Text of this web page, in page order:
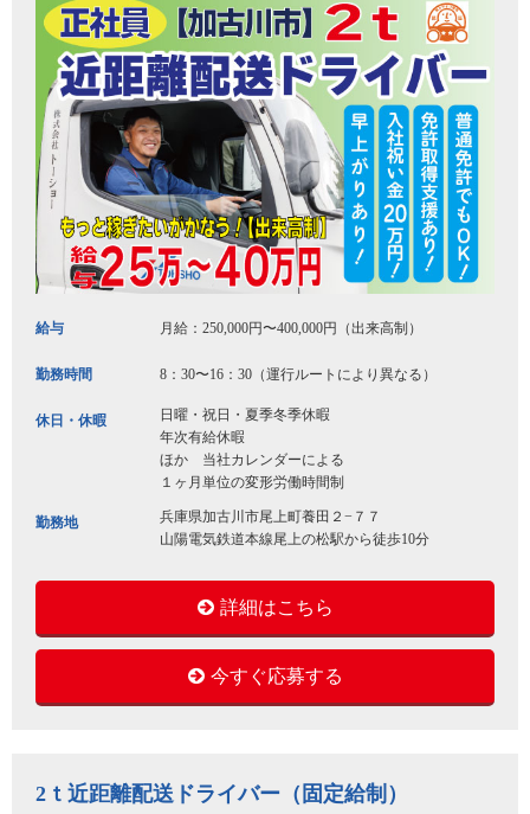
給与 月給：250,000円〜400,000円（出来高制）
勤務時間 8：30〜16：30（運行ルートにより異なる）
休日・休暇
日曜・祝日・夏季冬季休暇
年次有給休暇
ほか 当社カレンダーによる
１ヶ月単位の変形労働時間制
勤務地
兵庫県加古川市尾上町養田２−７７
山陽電気鉄道本線尾上の松駅から徒歩10分
詳細はこちら
今すぐ応募する
2ｔ近距離配送ドライバー（固定給制）